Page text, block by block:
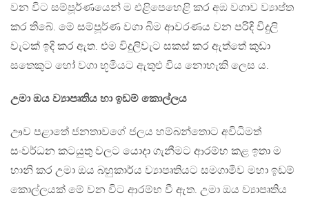
වන විට සම්පූර්ණයෙන් ම එළිපෙහෙළි කර අඹ වගාව ව්‍යාප්ත
කර තිබේ. මේ සම්පූර්ණ වගා බිම ආවරණය වන පරිදි විදුලි
වැටක් ඉදි කර ඇත. එම විදුලිවැට සකස් කර ඇත්තේ කුඩා
සතෙකුට හෝ වගා භූමියට ඇතුළු විය නොහැකි ලෙස ය.
උමා ඔය ව්‍යාපෘතිය හා ඉඩම් කොල්ලය
ඌව පළාතේ ජනතාවගේ ජලය හම්බන්තොට අවිධිමත්
සංවර්ධන කටයුතු වලට යොදා ගැනීමට ආරම්භ කළ ඉතා ම
හානි කර උමා ඔය බහුකාර්ය ව්‍යාපෘතියට සමගාමීව මහා ඉඩම්
කොල්ලයක් මේ වන විට ආරම්භ වී ඇත. උමා ඔය ව්‍යාපෘතිය